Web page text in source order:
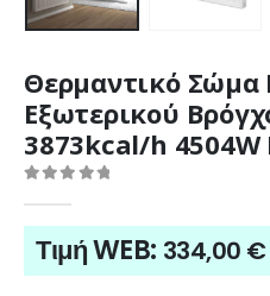
Θερμαντικό Σώμα
Εξωτερικού
3873kcal/h 4504W
Τιμή WEB: 334,00 €